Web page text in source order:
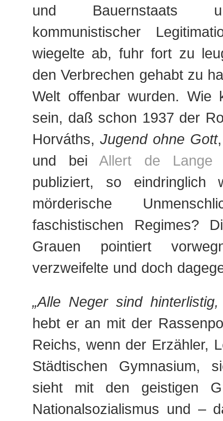
und Bauernstaats
kommunistischer
wiegelte ab, fuhr fort zu
den Verbrechen gehabt zu
Welt offenbar wurden. Wie
sein, daß schon 1937 der
Horváths, Jugend ohne Gott
und beiAllert de Lange
publiziert, so eindringlich
mörderische
faschistischen Regimes?
Grauen pointiert
verzweifelte und doch
„Alle Neger sind
hebt er an mit der
Reichs, wenn der Erzähler,
Städtischen Gymnasium,
sieht mit den geistigen
Nationalsozialismus und –